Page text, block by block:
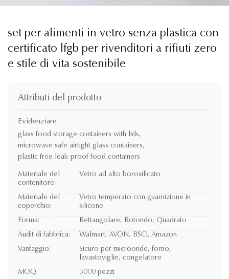
set per alimenti in vetro senza plastica con
certificato lfgb per rivenditori a rifiuti zero
e stile di vita sostenibile
Attributi del prodotto
Evidenziare
glass food storage containers with lids,
microwave safe airtight glass containers,
plastic free leak-proof food containers
Materiale del
contenitore:
Vetro ad alto borosilicato
Materiale del
coperchio:
Vetro temperato con guarnizione in
silicone
Forma:
Rettangolare, Rotondo, Quadrato
Audit di fabbrica:
Walmart, AVON, BSCI, Amazon
Vantaggio:
Sicuro per microonde, forno,
lavastoviglie, congelatore
MOQ:
3000 pezzi